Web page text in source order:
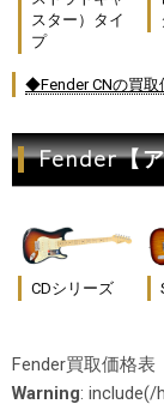
スター）タイ
プ
◆Fender CNの買取
Fender【
CDシリーズ
Fender買取価格表
Warning: